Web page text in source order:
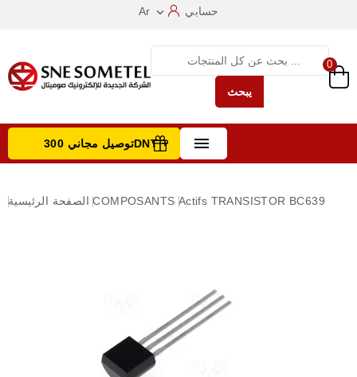
Ar  حسابي
يبحث
0
 توصيل مجاني 300DNT +
الصفحة الرئيسية COMPOSANTS Actifs TRANSISTOR BC639